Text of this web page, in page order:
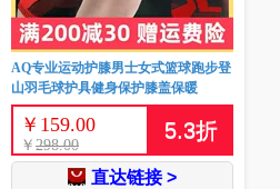
AQ专业运动护膝男士女式篮球跑步登
山羽毛球护具健身保护膝盖保暖
￥ 159.00
￥ 298.00
5.3折
直达链接 >